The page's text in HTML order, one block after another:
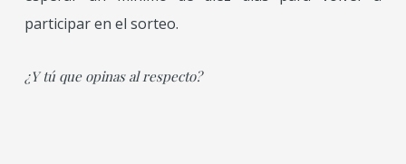
participar en el sorteo.
¿Y tú que opinas al respecto?